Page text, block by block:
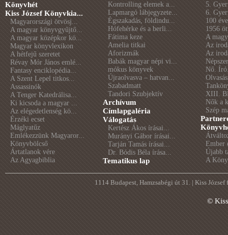
Könyvhét
Kiss József Könyvkia...
Magyarországi ötvösj...
A magyar könyvgyűjtő...
A magyar középkor kö...
Magyar könyvlexikon
A hétfejű szeretet
Révay Mór János emlé...
Fantasy enciklopédia...
A Szent Lepel titkos...
Assassinók
A Tenger Katedrálisa...
Ki kicsoda a magyar ...
Az elégedetlenség kö...
Érzéki ecset
Máglyatűz
Emlékezzünk Magyaror...
Könyvbölcső
Ártatlanok vére
Az Agyagbiblia
Kontrolling elemek a...
Lapmargó lábjegyzete...
Égszakadás, földindu...
Hófehérke és a berli...
Fátima keze
Amelia titkai
Aforizmák
Babák magyar népi vi...
mókus könyvek
Újraolvasva – hatvan...
Szabadmatt
Tandori Szubjektív
Archívum
Címlapgaléria
Válogatás
Kertész Ákos írásai...
Murányi Gábor írásai...
Tarján Tamás írásai...
Dr. Bódis Béla írása...
Tematikus lap
5.
6.
100
1956
A
Az
Az
Nő.
XIII.
Nők a
Szép
Ember
Újabb
A
1114 Budapest, Hamzsabégi út 31. | Kiss
©